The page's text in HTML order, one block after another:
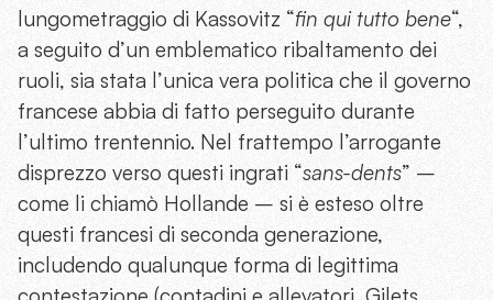
lungometraggio di Kassovitz “fin qui tutto bene“,
a seguito d’un emblematico ribaltamento dei
ruoli, sia stata l’unica vera politica che il governo
francese abbia di fatto perseguito durante
l’ultimo trentennio. Nel frattempo l’arrogante
disprezzo verso questi ingrati “sans-dents” –
come li chiamò Hollande – si è esteso oltre
questi francesi di seconda generazione,
includendo qualunque forma di legittima